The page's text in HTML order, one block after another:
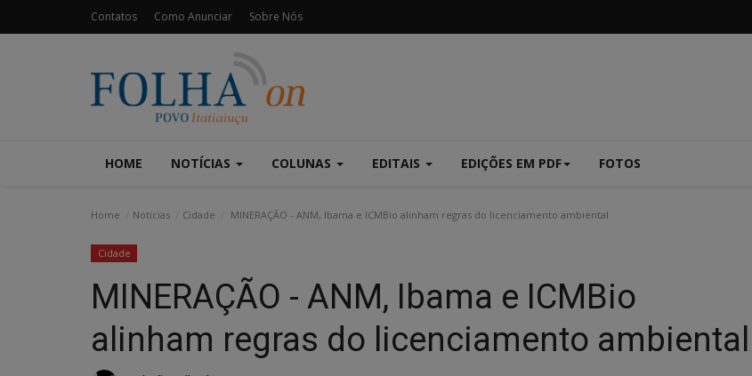
Contatos Como Anunciar Sobre Nós
HOME NOTÍCIAS COLUNAS EDITAIS EDIÇÕES EM PDF FOTOS
Home Notícias Cidade MINERAÇÃO - ANM, Ibama e ICMBio alinham regras do licenciamento ambiental
Cidade
MINERAÇÃO - ANM, Ibama e ICMBio
alinham regras do licenciamento ambiental